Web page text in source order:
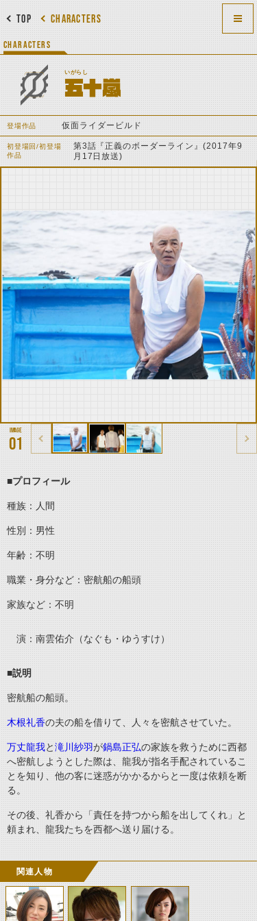
CHARACTERS
TOP
CHARACTERS
いがらし
五十嵐
登場作品 仮面ライダービルド
初登場回/初登場
作品
第3話『正義のボーダーライン』(2017年9
月17日放送)
01
■プロフィール
種族：人間
性別：男性
年齢：不明
職業・身分など：密航船の船頭
家族など：不明
演：南雲佑介（なぐも・ゆうすけ）
■説明
密航船の船頭。
木根礼香の夫の船を借りて、人々を密航させていた。
万丈龍我と滝川紗羽が鍋島正弘の家族を救うために西都
へ密航しようとした際は、龍我が指名手配されているこ
とを知り、他の客に迷惑がかかるからと一度は依頼を断
る。
その後、礼香から「責任を持つから船を出してくれ」と
頼まれ、龍我たちを西都へ送り届ける。
関連人物